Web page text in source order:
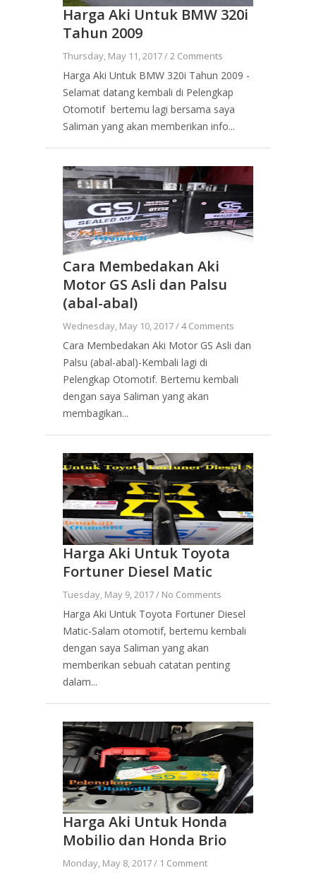
Harga Aki Untuk BMW 320i
Tahun 2009
Thursday, May 11, 2017 /2 Comments
Harga Aki Untuk BMW 320i Tahun 2009 -
Selamat datang kembali di Pelengkap
Otomotif bertemu lagi bersama saya
Saliman yang akan memberikan info...
Cara Membedakan Aki
Motor GS Asli dan Palsu
(abal-abal)
Wednesday, May 10, 2017 /4 Comments
Cara Membedakan Aki Motor GS Asli dan
Palsu (abal-abal)-Kembali lagi di
Pelengkap Otomotif. Bertemu kembali
dengan saya Saliman yang akan
membagikan...
Harga Aki Untuk Toyota
Fortuner Diesel Matic
Tuesday, May 9, 2017 / No Comments
Harga Aki Untuk Toyota Fortuner Diesel
Matic-Salam otomotif, bertemu kembali
dengan saya Saliman yang akan
memberikan sebuah catatan penting
dalam...
Harga Aki Untuk Honda
Mobilio dan Honda Brio
Monday, May 8, 2017 / 1 Comment